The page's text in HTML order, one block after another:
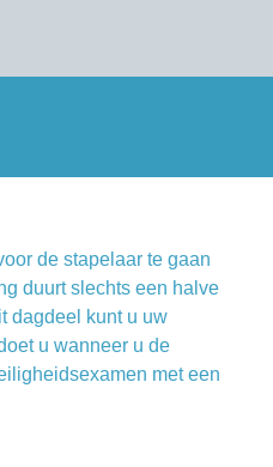
de stapelaar te gaan
duurt slechts een halve
dagdeel kunt u uw
u wanneer u de
met een